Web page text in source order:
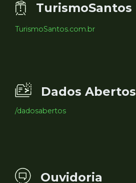
TurismoSantos
TurismoSantos.com.br
Dados Abertos
/dadosabertos
Ouvidoria